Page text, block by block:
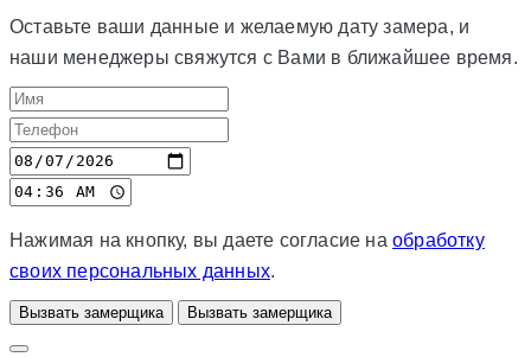
Оставьте ваши данные и желаемую дату замера, и
наши менеджеры свяжутся с Вами в ближайшее время.
Нажимая на кнопку, вы даете согласие наобработку
своих персональных данных.
Вызвать замерщика Вызвать замерщика